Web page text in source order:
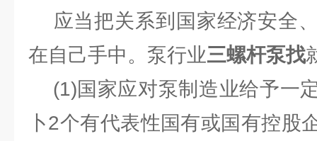
应当把关系到国家经济安全
在自己手中。泵行业三螺杆泵找
(1)国家应对泵制造业给予一
卜2个有代表性国有或国有控股